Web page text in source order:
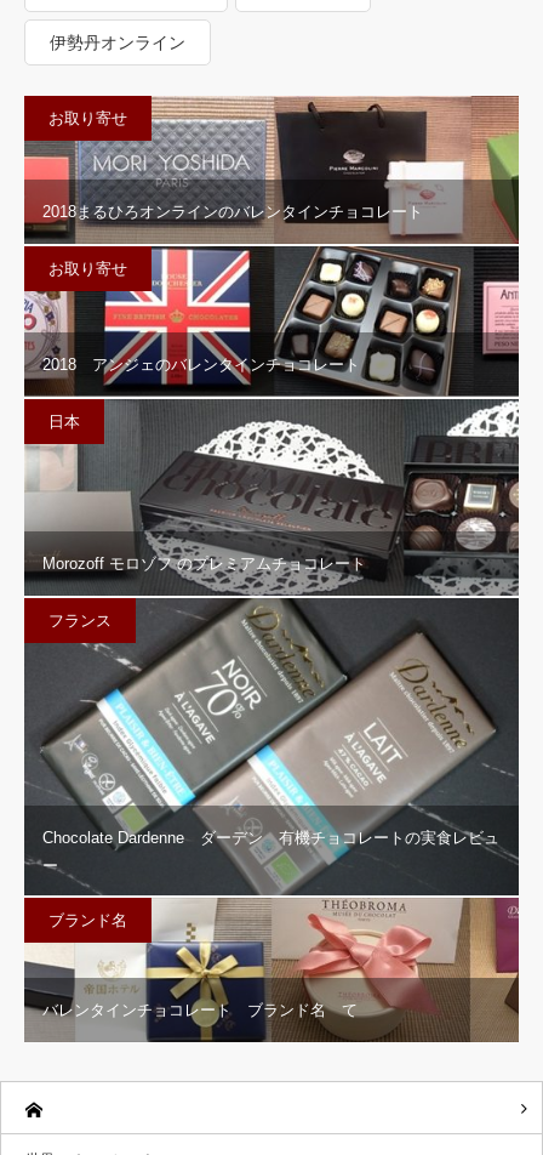
伊勢丹オンライン
お取り寄せ
2018まるひろオンラインのバレンタインチョコレート
お取り寄せ
2018 アンジェのバレンタインチョコレート
日本
Morozoff モロゾフ のプレミアムチョコレート
フランス
Chocolate Dardenne ダーデン 有機チョコレートの実食レビュ
ー
ブランド名
バレンタインチョコレート ブランド名 て